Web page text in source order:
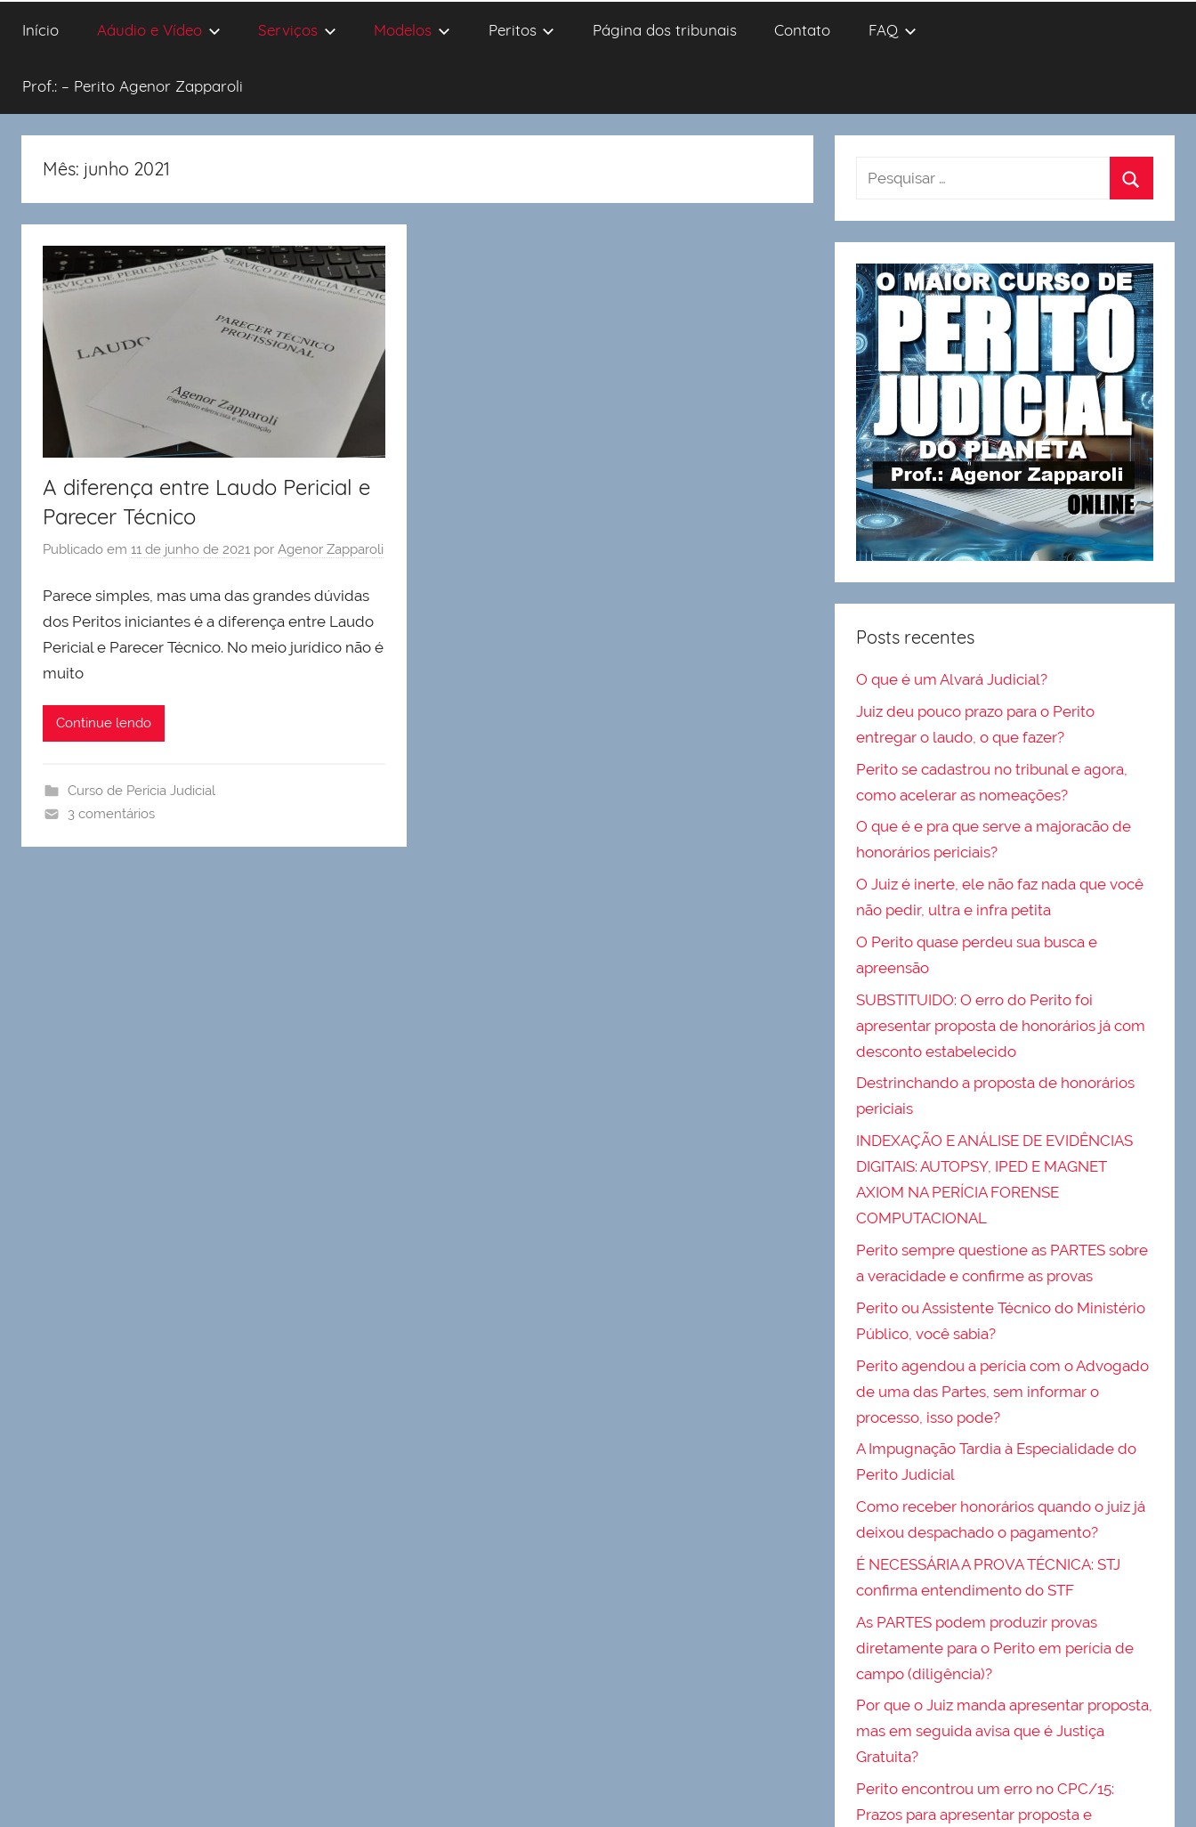
Início Aáudio e Vídeo Serviços Modelos Peritos Página dos tribunais Contato FAQ
Prof.: – Perito Agenor Zapparoli
Mês: junho 2021
A diferença entre Laudo Pericial e
Parecer Técnico
Publicado em 11 de junho de 2021 por Agenor Zapparoli
Parece simples, mas uma das grandes dúvidas
dos Peritos iniciantes é a diferença entre Laudo
Pericial e Parecer Técnico. No meio jurídico não é
muito
Continue lendo
Curso de Perícia Judicial
3 comentários
Posts recentes
O que é um Alvará Judicial?
Juiz deu pouco prazo para o Perito
entregar o laudo, o que fazer?
Perito se cadastrou no tribunal e agora,
como acelerar as nomeações?
O que é e pra que serve a majoracão de
honorários periciais?
O Juiz é inerte, ele não faz nada que você
não pedir, ultra e infra petita
O Perito quase perdeu sua busca e
apreensão
SUBSTITUIDO: O erro do Perito foi
apresentar proposta de honorários já com
desconto estabelecido
Destrinchando a proposta de honorários
periciais
INDEXAÇÃO E ANÁLISE DE EVIDÊNCIAS
DIGITAIS: AUTOPSY, IPED E MAGNET
AXIOM NA PERÍCIA FORENSE
COMPUTACIONAL
Perito sempre questione as PARTES sobre
a veracidade e confirme as provas
Perito ou Assistente Técnico do Ministério
Público, você sabia?
Perito agendou a perícia com o Advogado
de uma das Partes, sem informar o
processo, isso pode?
A Impugnação Tardia à Especialidade do
Perito Judicial
Como receber honorários quando o juiz já
deixou despachado o pagamento?
É NECESSÁRIA A PROVA TÉCNICA: STJ
confirma entendimento do STF
As PARTES podem produzir provas
diretamente para o Perito em perícia de
campo (diligência)?
Por que o Juiz manda apresentar proposta,
mas em seguida avisa que é Justiça
Gratuita?
Perito encontrou um erro no CPC/15:
Prazos para apresentar proposta e